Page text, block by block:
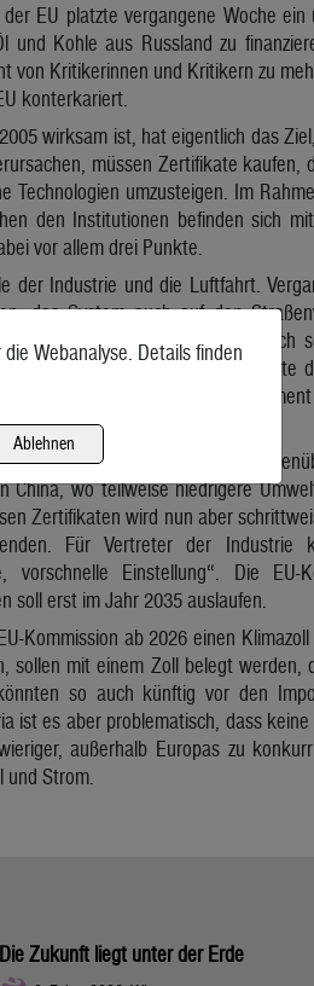
EU platzte vergangene Woche
Kohle aus Russland zu
von Kritikerinnen und Kritikern zu
konterkariert.
wirksam ist, hat eigentlich das
müssen Zertifikate kaufen,
umzusteigen. Im
den Institutionen befinden sich
vor allem drei Punkte.
der Industrie und die Luftfahrt.
das System auch auf den
des Emissionshandels. Österreich
integriert wird. Gelten könnte
Das Europäische
2029 dazukommen.
damit EU-Unternehmen
wo teilweise niedrigere
Zertifikaten wird nun aber
Für Vertreter der
Einstellung“. Die EU-
soll erst im Jahr 2035 auslaufen.
Kommission ab 2026 einen
sollen mit einem Zoll belegt
so auch künftig vor den
ist es aber problematisch, dass
außerhalb Europas zu
Strom.
Die Zukunft liegt unter der Erde
Webanalyse. Details finden
Ablehnen